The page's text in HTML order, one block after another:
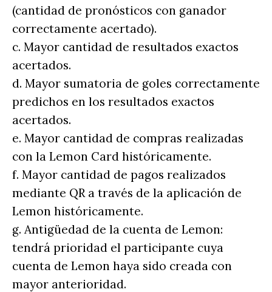
(cantidad de pronósticos con ganador
correctamente acertado).
c. Mayor cantidad de resultados exactos
acertados.
d. Mayor sumatoria de goles correctamente
predichos en los resultados exactos
acertados.
e. Mayor cantidad de compras realizadas
con la Lemon Card históricamente.
f. Mayor cantidad de pagos realizados
mediante QR a través de la aplicación de
Lemon históricamente.
g. Antigüedad de la cuenta de Lemon:
tendrá prioridad el participante cuya
cuenta de Lemon haya sido creada con
mayor anterioridad.